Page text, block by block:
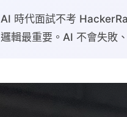
AI 時代面試不考
邏輯最重要。AI 不會失敗